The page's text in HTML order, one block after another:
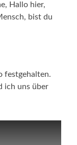
Hallo hier,
bist du
festgehalten.
ich uns über